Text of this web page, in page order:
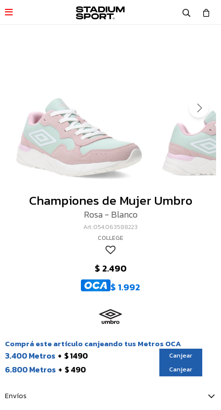

Championes de Mujer Umbro
Rosa - Blanco
054.063588223
COLLEGE
$ 2.490
$ 1.992
Comprá este artículo canjeando tus Metros OCA
3.400 Metros $ 1490 Canjear
6.800 Metros $ 490 Canjear
Envíos